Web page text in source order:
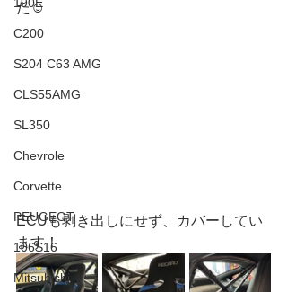
C200
S204 C63 AMG
CLS55AMG
SL350
Chevrole
Corvette
PEUGEOT
106S16
Mitsubishi
た☺️
ECUも剥き出しにせず、カバーしてい
ます！